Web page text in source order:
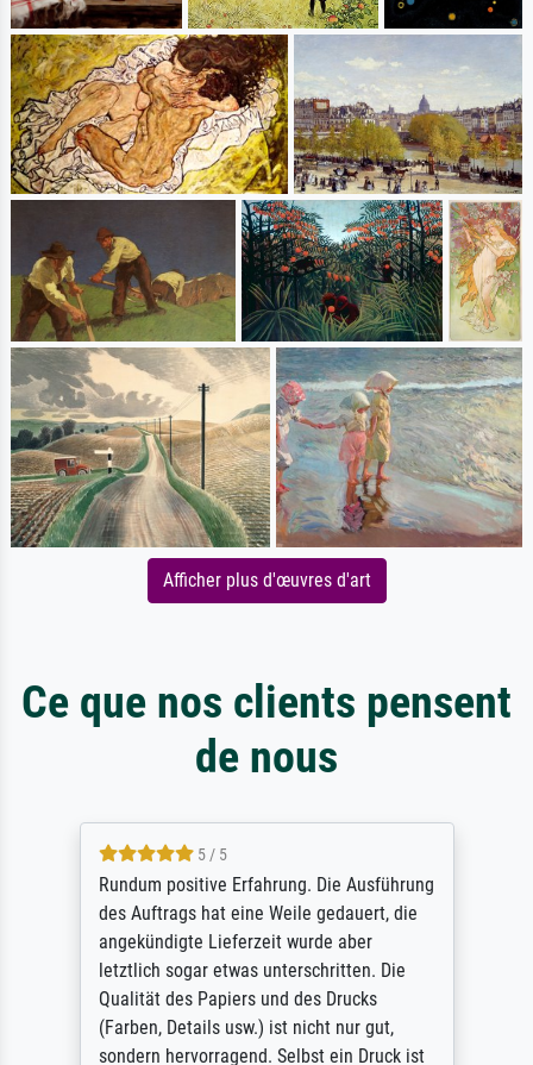
Afficher plus d'œuvres d'art
Ce que nos clients pensent
de nous
5 / 5
Rundum positive Erfahrung. Die Ausführung
des Auftrags hat eine Weile gedauert, die
angekündigte Lieferzeit wurde aber
letztlich sogar etwas unterschritten. Die
Qualität des Papiers und des Drucks
(Farben, Details usw.) ist nicht nur gut,
sondern hervorragend. Selbst ein Druck ist